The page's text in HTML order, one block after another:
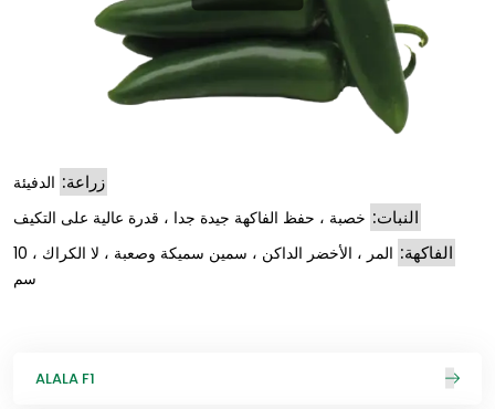
زراعة: الدفيئة
النبات: خصبة ، حفظ الفاكهة جيدة جدا ، قدرة عالية على التكيف
الفاكهة:
المر ، الأخضر الداكن ، سمين سميكة وصعبة ، لا الكراك ، 10
سم
ALALA F1